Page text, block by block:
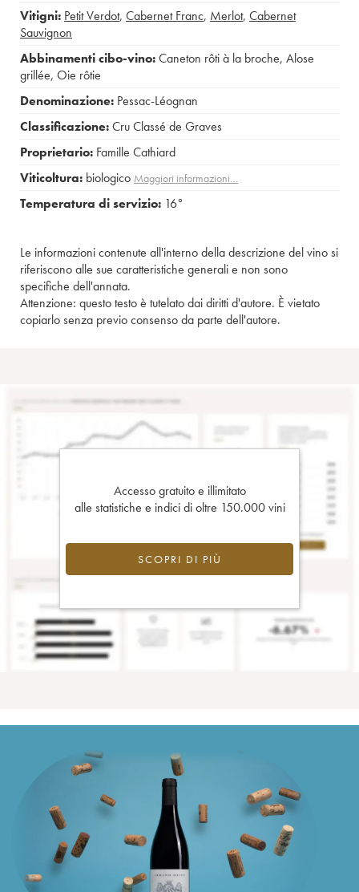
Vitigni: Petit Verdot, Cabernet Franc, Merlot, Cabernet
Sauvignon
Abbinamenti cibo-vino:Caneton rôti à la broche, Alose
grillée, Oie rôtie
Denominazione: Pessac-Léognan
Classificazione:Cru Classé de Graves
Proprietario: Famille Cathiard
Viticoltura: biologico Maggiori informazioni…
Temperatura di servizio: 16°
Le informazioni contenute all'interno della descrizione del vino si
riferiscono alle sue caratteristiche generali e non sono
specifiche dell'annata.
Attenzione: questo testo è tutelato dai diritti d'autore. È vietato
copiarlo senza previo consenso da parte dell'autore.
Accesso gratuito e illimitato
alle statistiche e indici di oltre 150.000 vini
SCOPRI DI PIÙ